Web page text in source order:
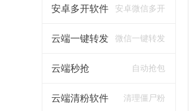
安卓多开软件 安卓微信多开
云端一键转发 微信一键转发
云端秒抢 自动抢包
云端清粉软件 清理僵尸粉